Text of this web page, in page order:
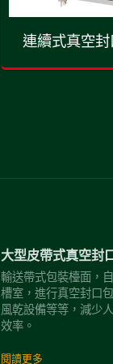
連續式真空
大型皮帶式真空封
輸送帶式包裝檯面，
槽室，進行真空封口
風乾設備等等，減少
效率。
閱讀更多